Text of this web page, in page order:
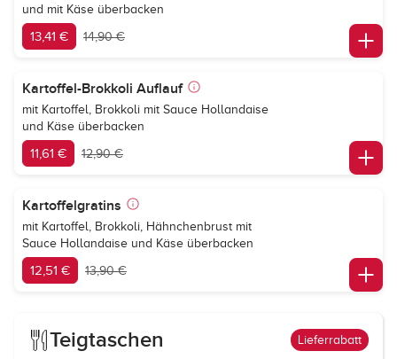
und mit Käse überbacken
13,41 € 14,90 €
Kartoffel-Brokkoli Auflauf
mit Kartoffel, Brokkoli mit Sauce Hollandaise
und Käse überbacken
11,61 € 12,90 €
Kartoffelgratins
mit Kartoffel, Brokkoli, Hähnchenbrust mit
Sauce Hollandaise und Käse überbacken
12,51 € 13,90 €
Teigtaschen Lieferrabatt